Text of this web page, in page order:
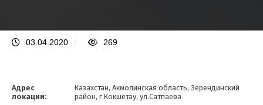
03.04.2020 / 269
Адрес
локации:
Казахстан, Акмолинская область, Зерендинский
район, г.Кокшетау, ул.Сатпаева